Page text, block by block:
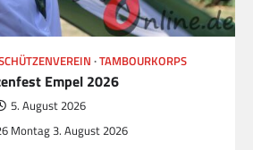
TAMBOURKORPS
Empel 2026
5. August 2026
Montag 3. August 2026